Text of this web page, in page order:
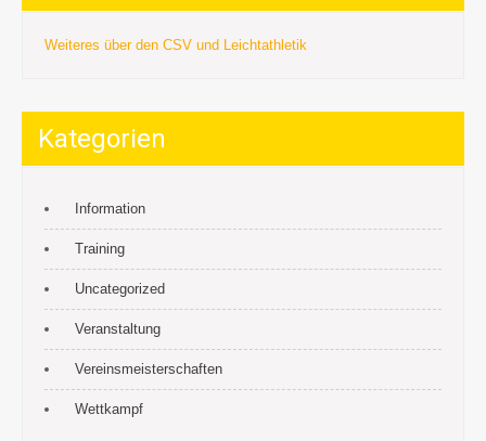
Weiteres über den CSV und Leichtathletik
Kategorien
Information
Training
Uncategorized
Veranstaltung
Vereinsmeisterschaften
Wettkampf